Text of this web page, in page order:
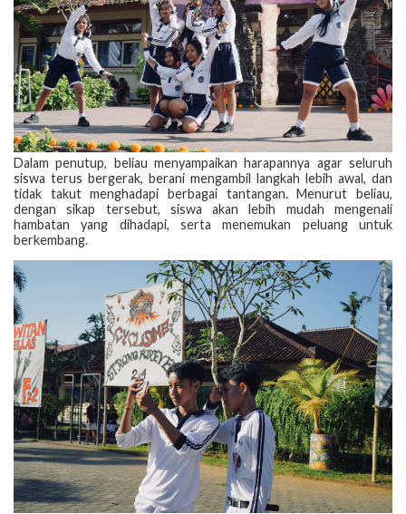
Dalam penutup, beliau menyampaikan harapannya agar seluruh
siswa terus bergerak, berani mengambil langkah lebih awal, dan
tidak takut menghadapi berbagai tantangan. Menurut beliau,
dengan sikap tersebut, siswa akan lebih mudah mengenali
hambatan yang dihadapi, serta menemukan peluang untuk
berkembang.